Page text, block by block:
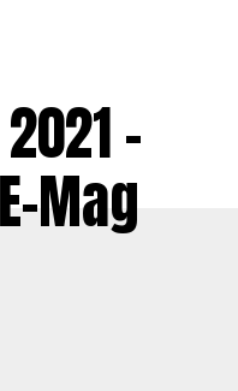
–
Mag